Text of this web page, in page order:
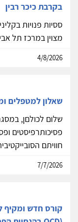
בקרבת כיכר רבין
ססיות פנויות
מצוין במרכז תל
4/8/2026
שאלון למטפלים
שלום לכולםן,
פסיכותרפיסטים
חוויתם
7/7/2026